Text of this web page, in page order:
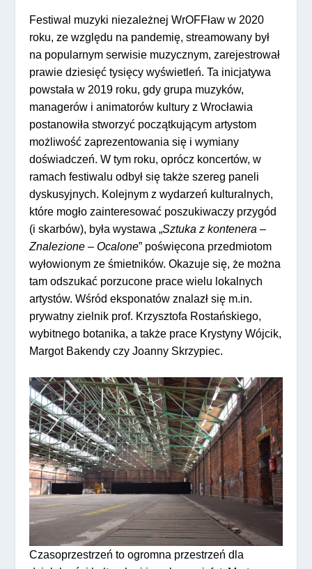
Festiwal muzyki niezależnej WrOFFław w 2020
roku, ze względu na pandemię, streamowany był
na popularnym serwisie muzycznym, zarejestrował
prawie dziesięć tysięcy wyświetleń. Ta inicjatywa
powstała w 2019 roku, gdy grupa muzyków,
managerów i animatorów kultury z Wrocławia
postanowiła stworzyć początkującym artystom
możliwość zaprezentowania się i wymiany
doświadczeń. W tym roku, oprócz koncertów, w
ramach festiwalu odbył się także szereg paneli
dyskusyjnych. Kolejnym z wydarzeń kulturalnych,
które mogło zainteresować poszukiwaczy przygód
(i skarbów), była wystawa „Sztuka z kontenera –
Znalezione – Ocalone” poświęcona przedmiotom
wyłowionym ze śmietników. Okazuje się, że można
tam odszukać porzucone prace wielu lokalnych
artystów. Wśród eksponatów znalazł się m.in.
prywatny zielnik prof. Krzysztofa Rostańskiego,
wybitnego botanika, a także prace Krystyny Wójcik,
Margot Bakendy czy Joanny Skrzypiec.
Czasoprzestrzeń to ogromna przestrzeń dla